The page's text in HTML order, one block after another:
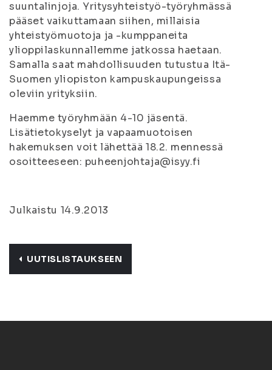
suuntalinjoja. Yritysyhteistyö-työryhmässä
pääset vaikuttamaan siihen, millaisia
yhteistyömuotoja ja -kumppaneita
ylioppilaskunnallemme jatkossa haetaan.
Samalla saat mahdollisuuden tutustua Itä-
Suomen yliopiston kampuskaupungeissa
oleviin yrityksiin.
Haemme työryhmään 4-10 jäsentä.
Lisätietokyselyt ja vapaamuotoisen
hakemuksen voit lähettää 18.2. mennessä
osoitteeseen: puheenjohtaja@isyy.fi
Julkaistu 14.9.2013
UUTISLISTAUKSEEN